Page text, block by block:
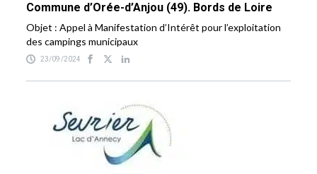
Commune d’Orée-d’Anjou (49). Bords de Loire
Objet : Appel à Manifestation d’Intérêt pour l’exploitation
des campings municipaux
23/09/2024